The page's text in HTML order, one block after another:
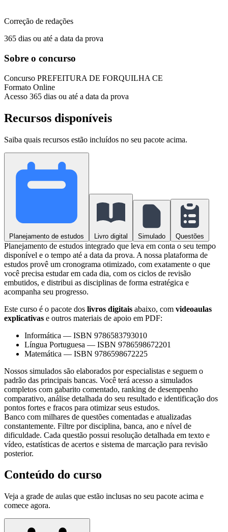
Correção de redações
365 dias ou até a data da prova
Sobre o concurso
Concurso PREFEITURA DE FORQUILHA CE
Formato Online
Acesso 365 dias ou até a data da prova
Recursos disponíveis
Saiba quais recursos estão incluídos no seu pacote acima.
Planejamento de estudos Livro digital Simulado Questões
Planejamento de estudos integrado que leva em conta o seu tempo
disponível e o tempo até a data da prova. A nossa plataforma de
estudos provê um cronograma otimizado, com exatamente o que
você precisa estudar em cada dia, com os ciclos de revisão
embutidos, e distribui as disciplinas de forma estratégica e
acompanha seu progresso.
Este curso é o pacote dos livros digitais abaixo, com videoaulas
explicativas e outros materiais de apoio em PDF:
Informática — ISBN 9786583793010
Língua Portuguesa — ISBN 9786598672201
Matemática — ISBN 9786598672225
Nossos simulados são elaborados por especialistas e seguem o
padrão das principais bancas. Você terá acesso a simulados
completos com gabarito comentado, ranking de desempenho
comparativo, análise detalhada do seu resultado e identificação dos
pontos fortes e fracos para otimizar seus estudos.
Banco com milhares de questões comentadas e atualizadas
constantemente. Filtre por disciplina, banca, ano e nível de
dificuldade. Cada questão possui resolução detalhada em texto e
vídeo, estatísticas de acertos e sistema de marcação para revisão
posterior.
Conteúdo do curso
Veja a grade de aulas que estão inclusas no seu pacote acima e
comece agora.